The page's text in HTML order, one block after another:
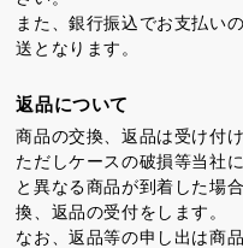
また、銀行振込でお支払い
送となります。
返品について
商品の交換、返品は受け付
ただしケースの破損等当社
と異なる商品が到着した場
換、返品の受付をします。
なお、返品等の申し出は商